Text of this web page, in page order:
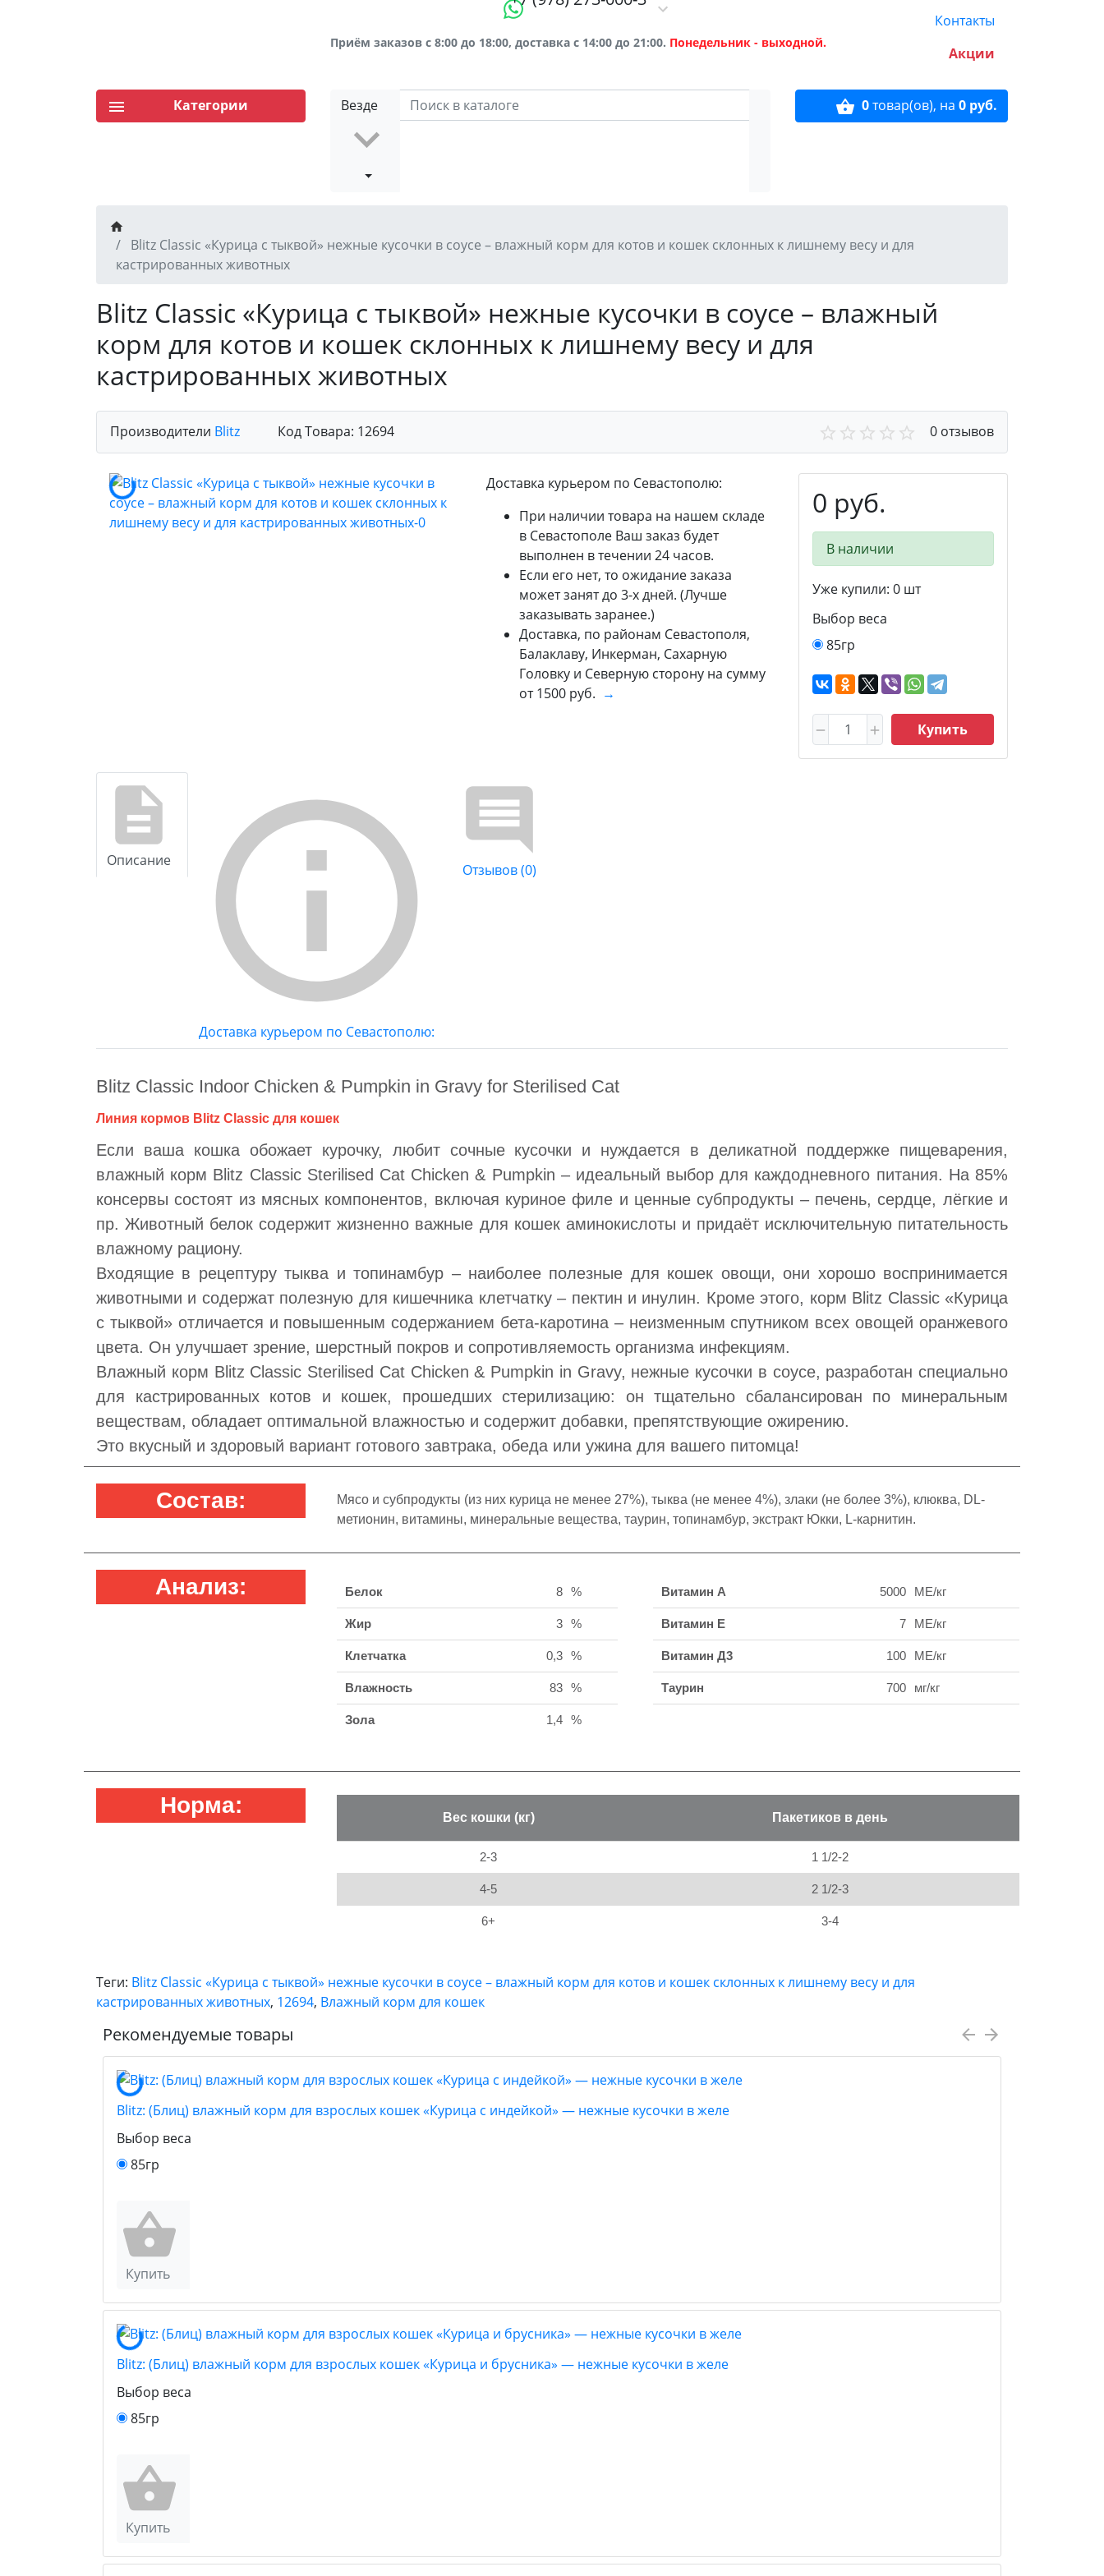
Приём заказов с 8:00 до 18:00, доставка с 14:00 до 21:00. Понедельник - выходной.
Контакты
Акции
Везде 0товар(ов), на 0 руб.
Категории
Blitz Classic «Курица с тыквой» нежные кусочки в соусе – влажный корм для котов и кошек склонных к лишнему весу и для
кастрированных животных
Blitz Classic «Курица с тыквой» нежные кусочки в соусе – влажный
корм для котов и кошек склонных к лишнему весу и для
кастрированных животных
Производители Blitz Код Товара: 12694 0 отзывов
0 руб.
В наличии
Уже купили: 0 шт
Выбор веса
85гр
Купить
Доставка курьером по Севастополю:
При наличии товара на нашем складе
в Севастополе Ваш заказ будет
выполнен в течении 24 часов.
Если его нет, то ожидание заказа
может занят до 3-х дней. (Лучше
заказывать заранее.)
Доставка, по районам Севастополя,
Балаклаву, Инкерман, Сахарную
Головку и Северную сторону на сумму
от 1500 руб. →
Описание
Доставка курьером по Севастополю:
Отзывов (0)
Blitz Classic Indoor Chicken & Pumpkin in Gravy for Sterilised Cat
Линия кормов Blitz Classic для кошек
Если ваша кошка обожает курочку, любит сочные кусочки и нуждается в деликатной поддержке пищеварения,
влажный корм Blitz Classic Sterilised Cat Chicken & Pumpkin – идеальный выбор для каждодневного питания. На 85%
консервы состоят из мясных компонентов, включая куриное филе и ценные субпродукты – печень, сердце, лёгкие и
пр. Животный белок содержит жизненно важные для кошек аминокислоты и придаёт исключительную питательность
влажному рациону.
Входящие в рецептуру тыква и топинамбур – наиболее полезные для кошек овощи, они хорошо воспринимается
животными и содержат полезную для кишечника клетчатку – пектин и инулин. Кроме этого, корм Blitz Classic «Курица
с тыквой» отличается и повышенным содержанием бета-каротина – неизменным спутником всех овощей оранжевого
цвета. Он улучшает зрение, шерстный покров и сопротивляемость организма инфекциям.
Влажный корм Blitz Classic Sterilised Cat Chicken & Pumpkin in Gravy, нежные кусочки в соусе, разработан специально
для кастрированных котов и кошек, прошедших стерилизацию: он тщательно сбалансирован по минеральным
веществам, обладает оптимальной влажностью и содержит добавки, препятствующие ожирению.
Это вкусный и здоровый вариант готового завтрака, обеда или ужина для вашего питомца!
Состав:
Мясо и субпродукты (из них курица не менее 27%), тыква (не менее 4%), злаки (не более 3%), клюква, DL-
метионин, витамины, минеральные вещества, таурин, топинамбур, экстракт Юкки, L-карнитин.
Анализ: Белок 8 % Витамин А 5000 МЕ/кг
Жир 3 % Витамин Е 7 МЕ/кг
Клетчатка 0,3 % Витамин Д3 100 МE/кг
Влажность 83 % Таурин 700 мг/кг
Зола 1,4 %
Норма: Вес кошки (кг) Пакетиков в день
2-3 1 1/2-2
4-5 2 1/2-3
6+ 3-4
Теги: Blitz Classic «Курица с тыквой» нежные кусочки в соусе – влажный корм для котов и кошек склонных к лишнему весу и для
кастрированных животных, 12694, Влажный корм для кошек
Рекомендуемые товары
Blitz: (Блиц) влажный корм для взрослых кошек «Курица с индейкой» — нежные кусочки в желе
Выбор веса
85гр
Купить
Blitz: (Блиц) влажный корм для взрослых кошек «Курица и брусника» — нежные кусочки в желе
Выбор веса
85гр
Купить